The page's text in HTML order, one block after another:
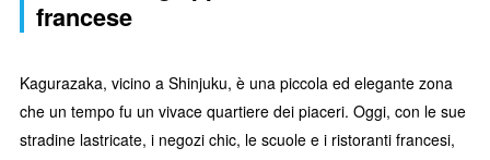
francese
Kagurazaka, vicino a Shinjuku, è una piccola ed elegante zona
che un tempo fu un vivace quartiere dei piaceri. Oggi, con le sue
stradine lastricate, i negozi chic, le scuole e i ristoranti francesi,